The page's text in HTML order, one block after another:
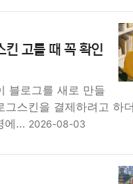
킨 고를 때 꼭 확인
블로그를 새로 만들
그스킨을 결제하려고 하
에… 2026-08-03